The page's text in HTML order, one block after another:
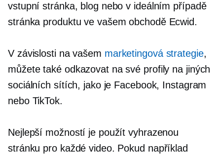
vstupní stránka, blog nebo v ideálním případě
stránka produktu ve vašem obchodě Ecwid.
V závislosti na vašem marketingová strategie,
můžete také odkazovat na své profily na jiných
sociálních sítích, jako je Facebook, Instagram
nebo TikTok.
Nejlepší možností je použít vyhrazenou
stránku pro každé video. Pokud například